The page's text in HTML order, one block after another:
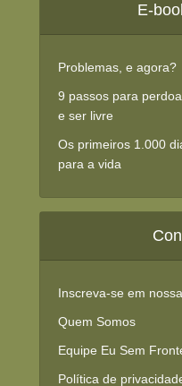
E-
Problemas, e agora?
9 passos para
e ser livre
Os primeiros 1.000
para a vida
Inscreva-se em
Quem Somos
Equipe Eu Sem
Política de